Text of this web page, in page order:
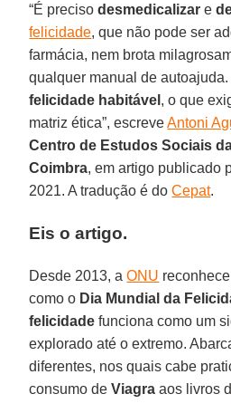
“É precisodesmedicalizar e
felicidade, que não pode ser
farmácia, nem brota
qualquer manual de
felicidade habitável , o que
matriz ética”, escreveAntoni
Centro de Estudos Sociais
Coimbra, em artigo publicado
2021. A tradução é doCepat.
Eis o artigo.
Desde 2013, aONU
como o Dia Mundial da
felicidade funciona como um
explorado até o extremo.
diferentes, nos quais cabe
consumo deViagra aos livros